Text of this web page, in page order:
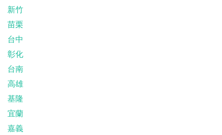
新竹
苗栗
台中
彰化
台南
高雄
基隆
宜蘭
嘉義